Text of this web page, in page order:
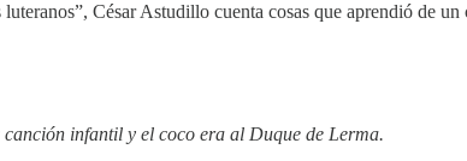
César Astudillo cuenta cosas que aprendió de
infantil y el coco era al Duque de Lerma.